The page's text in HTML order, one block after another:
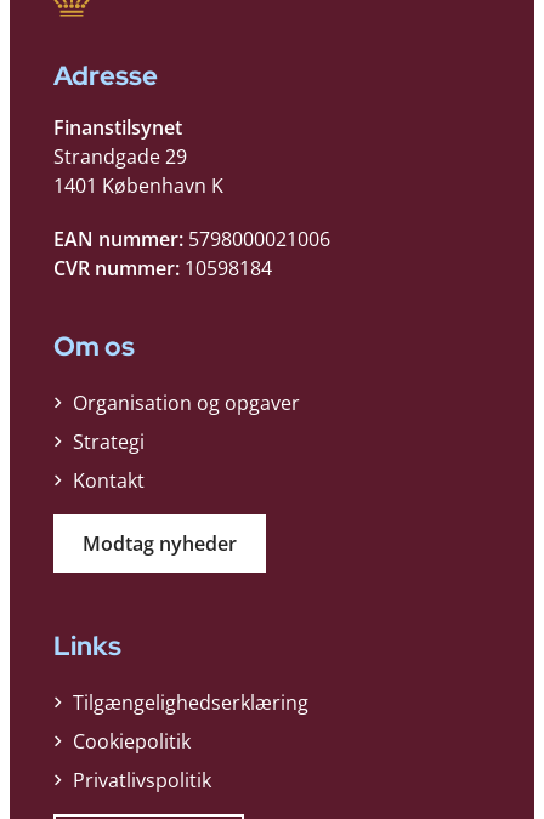
Adresse
Finanstilsynet
Strandgade 29
1401 København K
EAN nummer: 5798000021006
CVR nummer: 10598184
Om os
Organisation og opgaver
Strategi
Kontakt
Modtag nyheder
Links
Tilgængelighedserklæring
Cookiepolitik
Privatlivspolitik